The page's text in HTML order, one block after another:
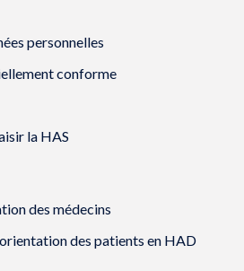
n
ê
r
)
ê
t
e
ê
)
personnelles
conforme
la HAS
des médecins
des patients en HAD